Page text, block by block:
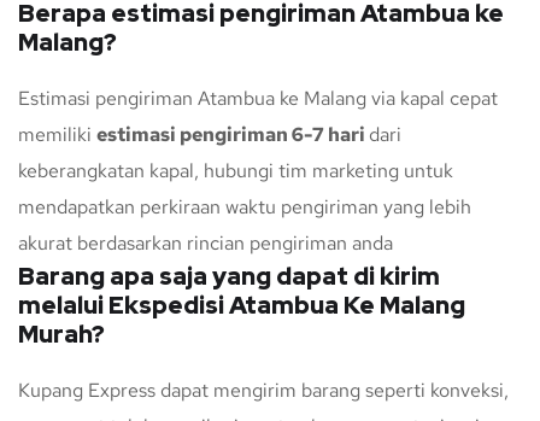
Berapa estimasi pengiriman Atambua ke
Malang?
Estimasi pengiriman Atambua ke Malang via kapal cepat
memiliki estimasi pengiriman 6-7 hari dari
keberangkatan kapal, hubungi tim marketing untuk
mendapatkan perkiraan waktu pengiriman yang lebih
akurat berdasarkan rincian pengiriman anda
Barang apa saja yang dapat di kirim
melalui Ekspedisi Atambua Ke Malang
Murah?
Kupang Express dapat mengirim barang seperti konveksi,